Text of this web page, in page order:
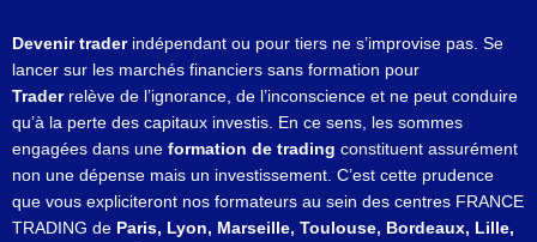
Devenir traderindépendant ou pour tiers ne s’improvise pas. Se
lancer sur les marchés financiers sans formation pour
Trader relève de l’ignorance, de l’inconscience et ne peut conduire
qu’à la perte des capitaux investis. En ce sens, les sommes
engagées dans une formation de trading constituent assurément
non une dépense mais un investissement. C’est cette prudence
que vous expliciteront nos formateurs au sein des centres FRANCE
TRADING de Paris, Lyon, Marseille, Toulouse, Bordeaux, Lille,